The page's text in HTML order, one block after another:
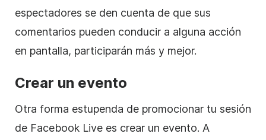
espectadores se den cuenta de que sus
comentarios pueden conducir a alguna acción
en pantalla, participarán más y mejor.
Crear un evento
Otra forma estupenda de promocionar tu sesión
de Facebook Live es crear un evento. A